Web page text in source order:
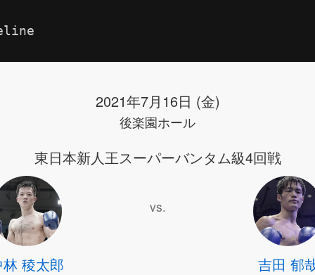
2021年7月16日 (金)
後楽園ホール
東日本新人王スーパーバンタム級4回戦
稜太郎
vs.
吉田 郁